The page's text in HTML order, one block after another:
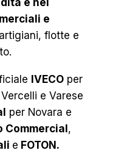
e
flotte e
IVECOper
e Varese
per Novara e
Commercial,
e FOTON.